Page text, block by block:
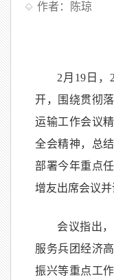
作者：陈琼
2月19日，
开，围绕贯彻
运输工作会议
全会精神，总
部署今年重点
增友出席会议并
会议指出
服务兵团经济
振兴等重点工